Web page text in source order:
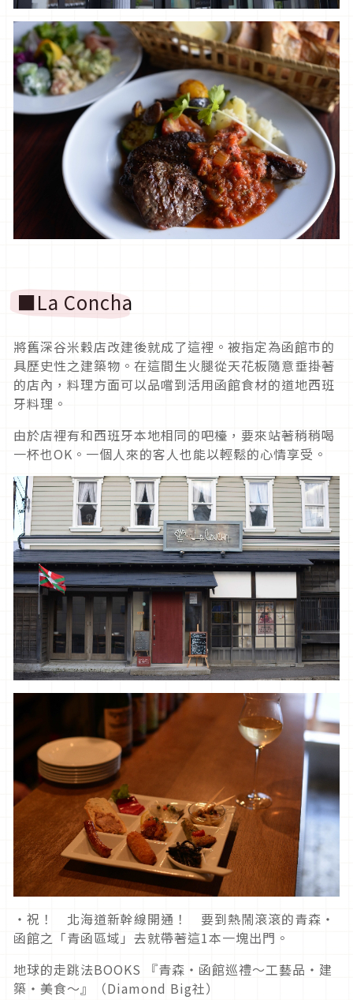
■La Concha
將舊深谷米穀店改建後就成了這裡。被指定為函館市的
具歷史性之建築物。在這間生火腿從天花板隨意垂掛著
的店內，料理方面可以品嚐到活用函館食材的道地西班
牙料理。
由於店裡有和西班牙本地相同的吧檯，要來站著稍稍喝
一杯也OK。一個人來的客人也能以輕鬆的心情享受。
・祝！ 北海道新幹線開通！ 要到熱鬧滾滾的青森・
函館之「青函區域」去就帶著這1本一塊出門。
地球的走跳法BOOKS 『青森・函館巡禮～工藝品・建
築・美食～』（Diamond Big社）